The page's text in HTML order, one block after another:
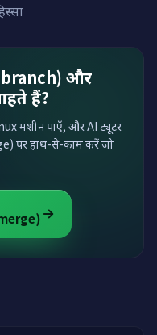
और
हैं?
मशीन पाएँ, और AI ट्यूटर
पर हाथ-से-काम करें जो